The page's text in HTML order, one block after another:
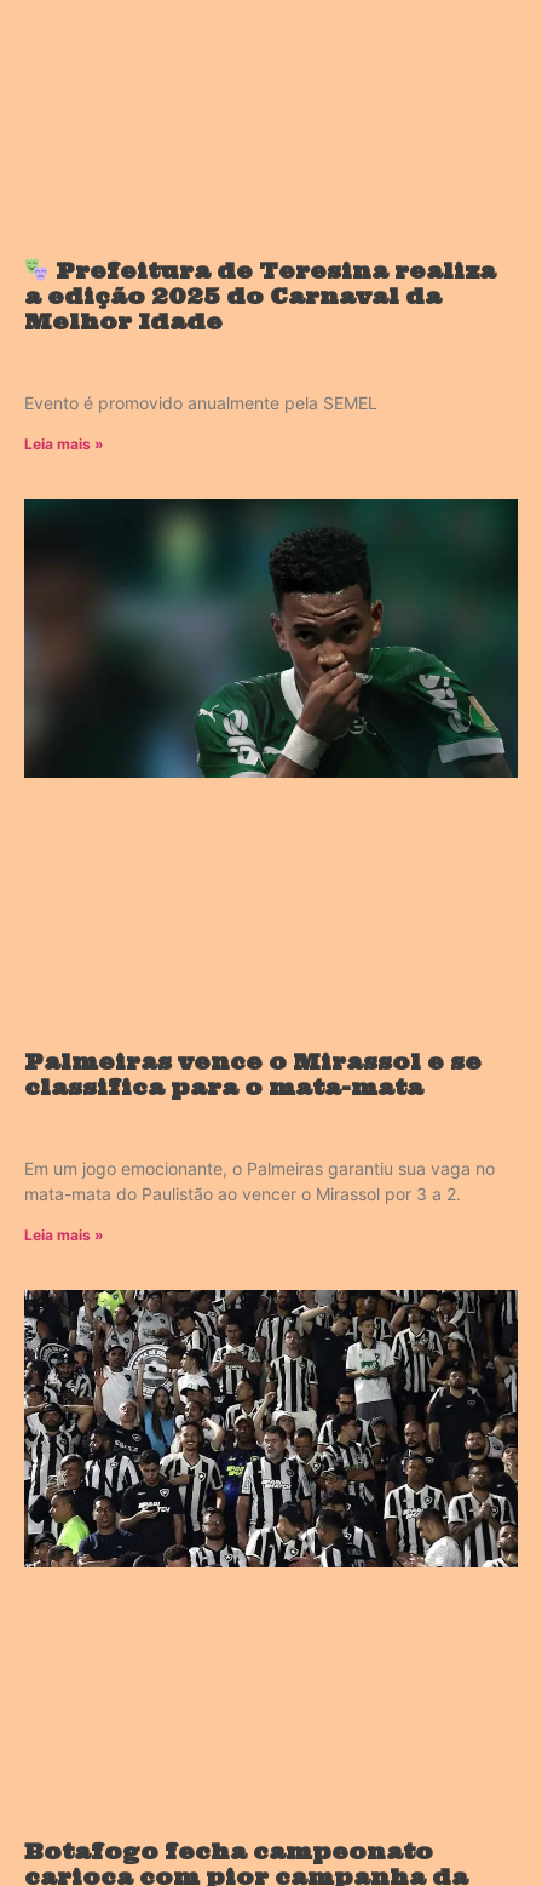
Prefeitura de Teresina realiza
a edição 2025 do Carnaval da
Melhor Idade
Evento é promovido anualmente pela SEMEL
Leia mais »
Palmeiras vence o Mirassol e se
classifica para o mata-mata
Em um jogo emocionante, o Palmeiras garantiu sua vaga no
mata-mata do Paulistão ao vencer o Mirassol por 3 a 2.
Leia mais »
Botafogo fecha campeonato
carioca com pior campanha da